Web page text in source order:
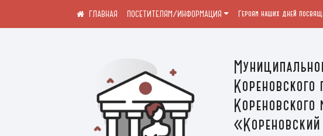
Кореновского
ПОСЕТИТЕЛЯМ/ИНФОРМАЦИЯ Героям наших дней